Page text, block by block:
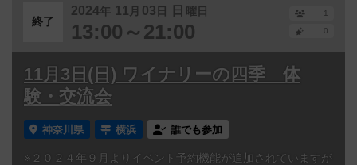
終了
2024年 11 月 03 日 日 曜日
13:00～21:00
1
0
11月3日(日) ワイナリーの四季 体
験・交流会
神奈川県 横浜 誰でも参加
※２０２４年９月よりイベント予約機能が追加されていますが